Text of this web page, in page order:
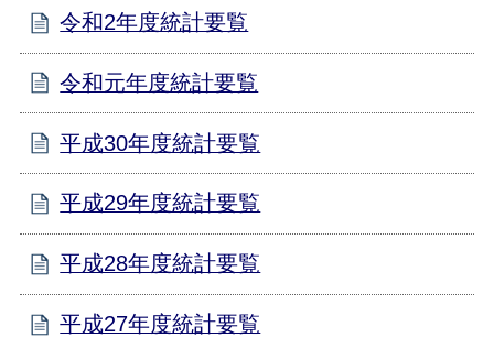
令和2年度統計要覧
令和元年度統計要覧
平成30年度統計要覧
平成29年度統計要覧
平成28年度統計要覧
平成27年度統計要覧